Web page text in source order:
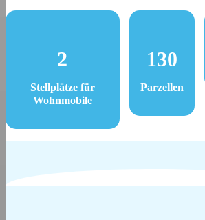
2
Stellplätze für
Wohnmobile
130
Parzellen